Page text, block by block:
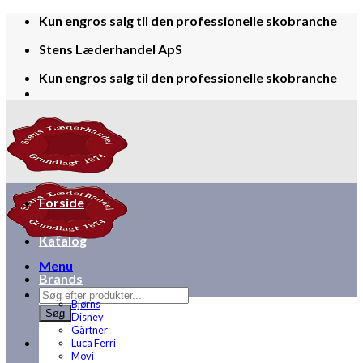
Skip
content
Kun engros salg til den professionelle skobranche
Stens Læderhandel ApS
Kun engros salg til den professionelle skobranche
Menu
Products
search
Søg
Forside
Katalog
Brands
Bjørns
Disney
Gärtner
Luca Ferri
Movi